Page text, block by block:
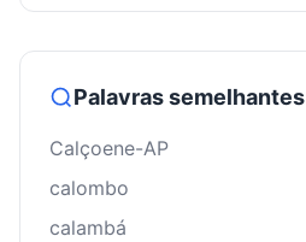
Palavras semelhantes
Calçoene-AP
calombo
calambá